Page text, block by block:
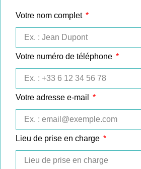
Votre nom complet
Votre numéro de téléphone
Votre adresse e-mail
Lieu de prise en charge